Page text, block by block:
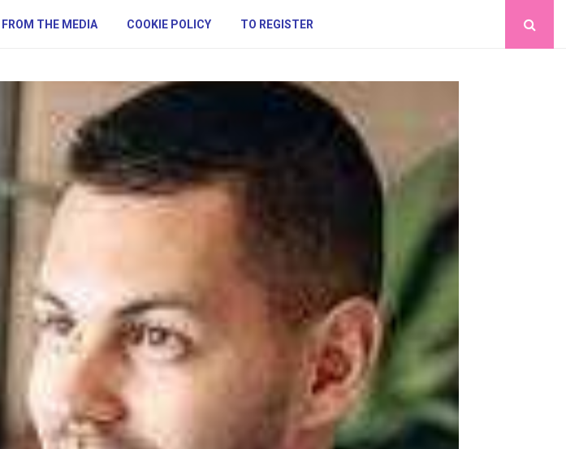
FROM THE MEDIA COOKIE POLICY TO REGISTER